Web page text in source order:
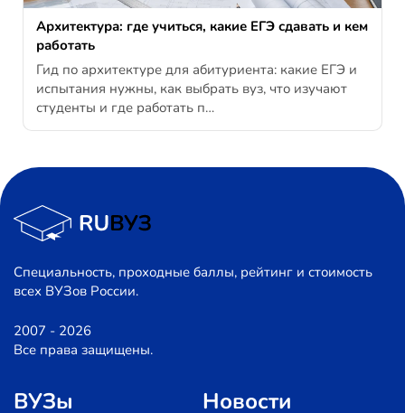
Архитектура: где учиться, какие ЕГЭ сдавать и кем
работать
Гид по архитектуре для абитуриента: какие ЕГЭ и
испытания нужны, как выбрать вуз, что изучают
студенты и где работать п…
Специальность, проходные баллы, рейтинг и стоимость
всех ВУЗов России.
2007 - 2026
Все права защищены.
ВУЗы Новости